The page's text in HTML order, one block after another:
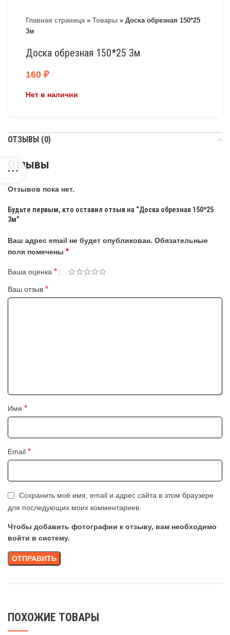
Главная страница» Товары » Доска обрезная 150*25
3м
Доска обрезная 150*25 3м
160 ₽
Нет в наличии
ОТЗЫВЫ (0)
Отзывы
Отзывов пока нет.
Будьте первым, кто оставил отзыв на “Доска обрезная 150*25
3м”
Ваш адрес email не будет опубликован. Обязательные
поля помечены *
Ваша оценка *
Ваш отзыв *
Имя *
Email *
Сохранить моё имя, email и адрес сайта в этом браузере
для последующих моих комментариев.
Чтобы добавить фотографии к отзыву, вам необходимо
войти в систему.
ПОХОЖИЕ ТОВАРЫ